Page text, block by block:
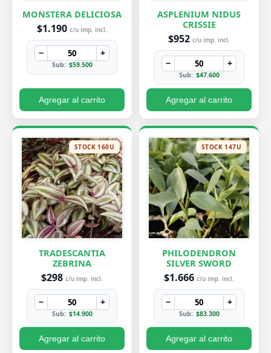
MONSTERA DELICIOSA
$1.190 c/u imp. incl.
− +
Sub: $59.500
Agregar al carrito
ASPLENIUM NIDUS
CRISSIE
$952 c/u imp. incl.
− +
Sub: $47.600
Agregar al carrito
STOCK 160U
TRADESCANTIA
ZEBRINA
$298 c/u imp. incl.
− +
Sub: $14.900
Agregar al carrito
STOCK 147U
PHILODENDRON
SILVER SWORD
$1.666 c/u imp. incl.
− +
Sub: $83.300
Agregar al carrito